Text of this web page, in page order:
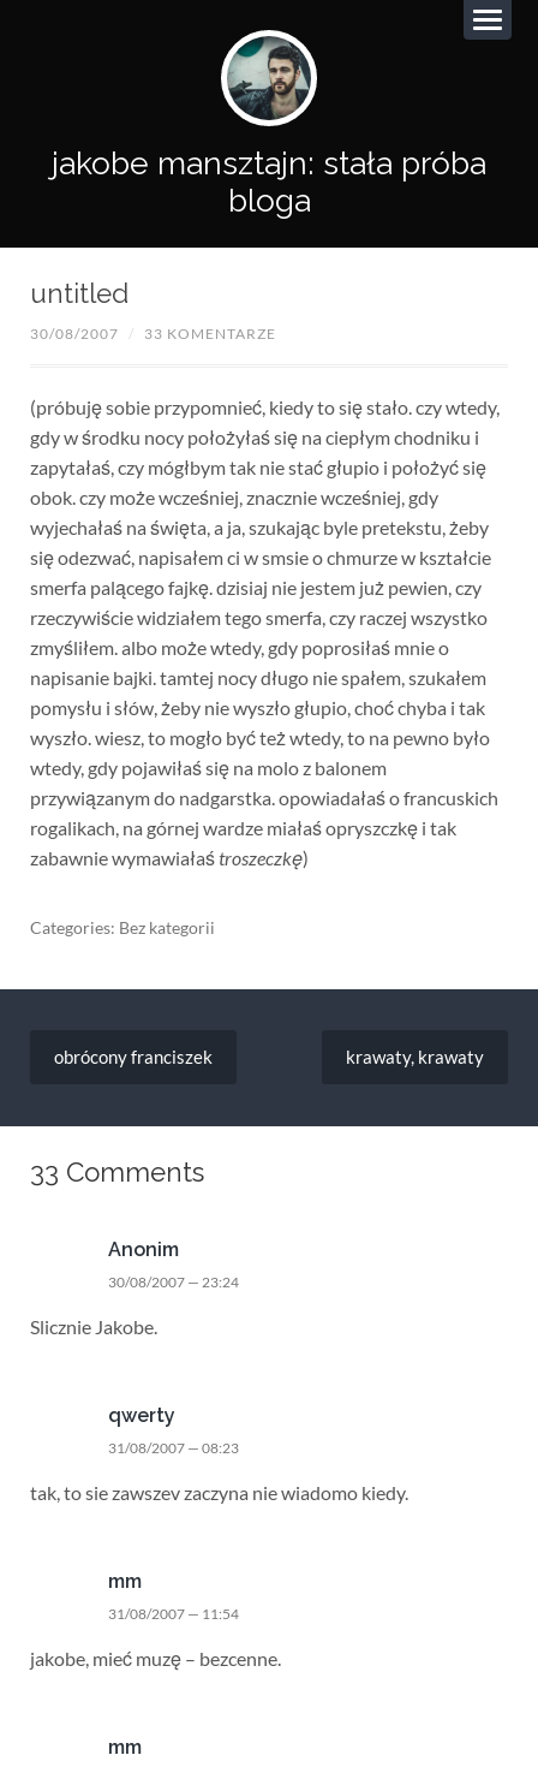
jakobe mansztajn: stała próba
bloga
untitled
30/08/2007 / 33 KOMENTARZE
(próbuję sobie przypomnieć, kiedy to się stało. czy wtedy,
gdy w środku nocy położyłaś się na ciepłym chodniku i
zapytałaś, czy mógłbym tak nie stać głupio i położyć się
obok. czy może wcześniej, znacznie wcześniej, gdy
wyjechałaś na święta, a ja, szukając byle pretekstu, żeby
się odezwać, napisałem ci w smsie o chmurze w kształcie
smerfa palącego fajkę. dzisiaj nie jestem już pewien, czy
rzeczywiście widziałem tego smerfa, czy raczej wszystko
zmyśliłem. albo może wtedy, gdy poprosiłaś mnie o
napisanie bajki. tamtej nocy długo nie spałem, szukałem
pomysłu i słów, żeby nie wyszło głupio, choć chyba i tak
wyszło. wiesz, to mogło być też wtedy, to na pewno było
wtedy, gdy pojawiłaś się na molo z balonem
przywiązanym do nadgarstka. opowiadałaś o francuskich
rogalikach, na górnej wardze miałaś opryszczkę i tak
zabawnie wymawiałaśtroszeczkę)
Categories: Bez kategorii
wpisu
obrócony franciszek krawaty, krawaty
33 Comments
Anonim
30/08/2007 — 23:24
Slicznie Jakobe.
qwerty
31/08/2007 — 08:23
tak, to sie zawszev zaczyna nie wiadomo kiedy.
mm
31/08/2007 — 11:54
jakobe, mieć muzę – bezcenne.
mm